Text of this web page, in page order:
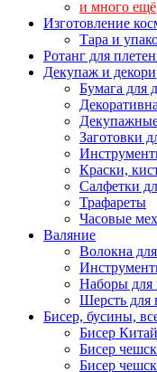
и много ещё
Изготовление
Тара и
Ротанг для
Декупаж и
Бумага для
Заготовки
Краски,
Салфетки
Трафареты
Часовые
Валяние
Волокна
Наборы для
Шерсть для
Бисер, бусины,
Бисер Китай
Бисер
Бисер